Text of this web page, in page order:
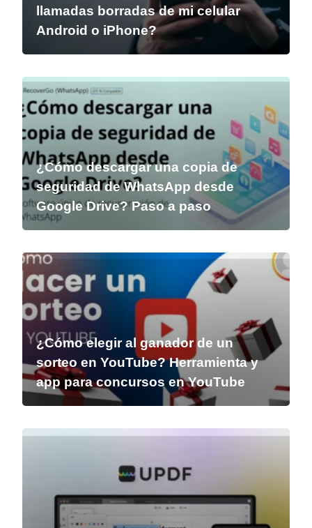
llamadas borradas de mi celular
Android o iPhone?
¿Cómo descargar una copia de
seguridad de WhatsApp desde
Google Drive? Paso a paso
¿Cómo elegir al ganador de un
sorteo en YouTube? Herramienta y
app para concursos en YouTube